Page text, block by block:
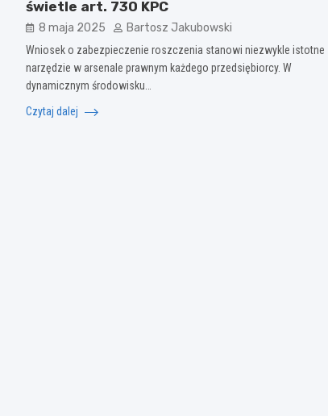
świetle art. 730 KPC
8 maja 2025 Bartosz Jakubowski
Wniosek o zabezpieczenie roszczenia stanowi niezwykle istotne
narzędzie w arsenale prawnym każdego przedsiębiorcy. W
dynamicznym środowisku…
Czytaj dalej